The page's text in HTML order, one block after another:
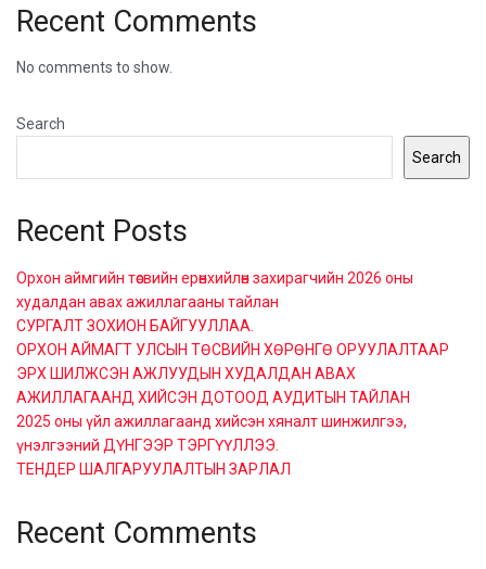
Recent Comments
No comments to show.
Search
Search
Recent Posts
Орхон аймгийн төсвийн ерөнхийлөн захирагчийн 2026 оны
худалдан авах ажиллагааны тайлан
СУРГАЛТ ЗОХИОН БАЙГУУЛЛАА.
ОРХОН АЙМАГТ УЛСЫН ТӨСВИЙН ХӨРӨНГӨ ОРУУЛАЛТААР
ЭРХ ШИЛЖСЭН АЖЛУУДЫН ХУДАЛДАН АВАХ
АЖИЛЛАГААНД ХИЙСЭН ДОТООД АУДИТЫН ТАЙЛАН
2025 оны үйл ажиллагаанд хийсэн хяналт шинжилгээ,
үнэлгээний ДҮНГЭЭР ТЭРГҮҮЛЛЭЭ.
ТЕНДЕР ШАЛГАРУУЛАЛТЫН ЗАРЛАЛ
Recent Comments